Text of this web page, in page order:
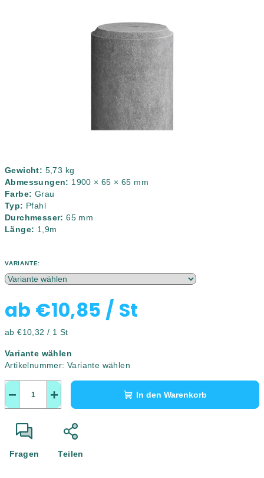
Gewicht: 5,73 kg
Abmessungen: 1900 × 65 × 65 mm
Farbe: Grau
Typ: Pfahl
Durchmesser: 65 mm
Länge: 1,9m
VARIANTE:
ab €10,85 / St
Verkaufspreis:
ab €10,32 / 1 St
Variante wählen
Artikelnummer: Variante wählen
+
− In den Warenkorb
Fragen Teilen
Sternen.